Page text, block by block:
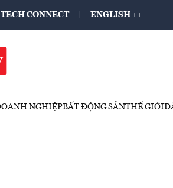
TECH CONNECT ENGLISH ++
NGHIỆPBẤT ĐỘNG SẢNTHẾ GIỚI